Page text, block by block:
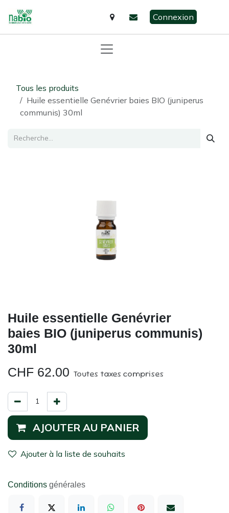
Connexion
Tous les produits
Huile essentielle Genévrier baies BIO (juniperus
communis) 30ml
Huile essentielle Genévrier
baies BIO (juniperus communis)
30ml
CHF 62.00 Toutes taxes comprises
AJOUTER AU PANIER
Ajouter à la liste de souhaits
Conditions générales